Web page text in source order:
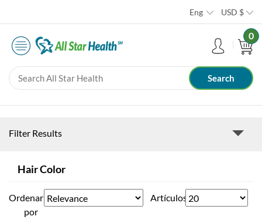
Eng USD $
0
Filter Results
Hair Color
Ordenar
por
Artículos